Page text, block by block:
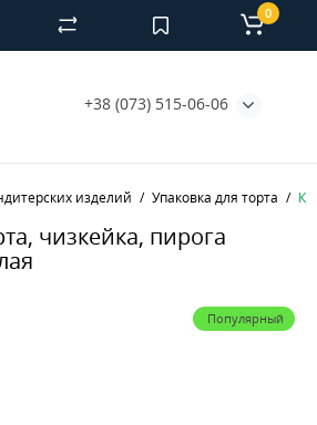
+38 (073) 515-06-06
0
изделий Упаковка для торта
чизкейка, пирога
Популярный